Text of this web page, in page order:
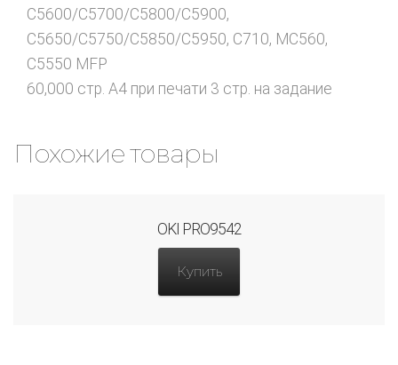
C5600/C5700/C5800/C5900,
C5650/C5750/C5850/C5950, C710, MC560,
C5550 MFP
60,000 стр. A4 при печати 3 стр. на задание
Похожие товары
OKI PRO9542
Купить